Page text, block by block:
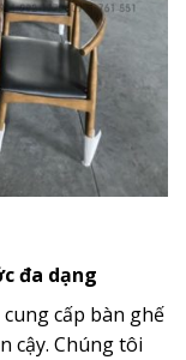
đa dạng
cấp bàn ghế
cậy. Chúng tôi